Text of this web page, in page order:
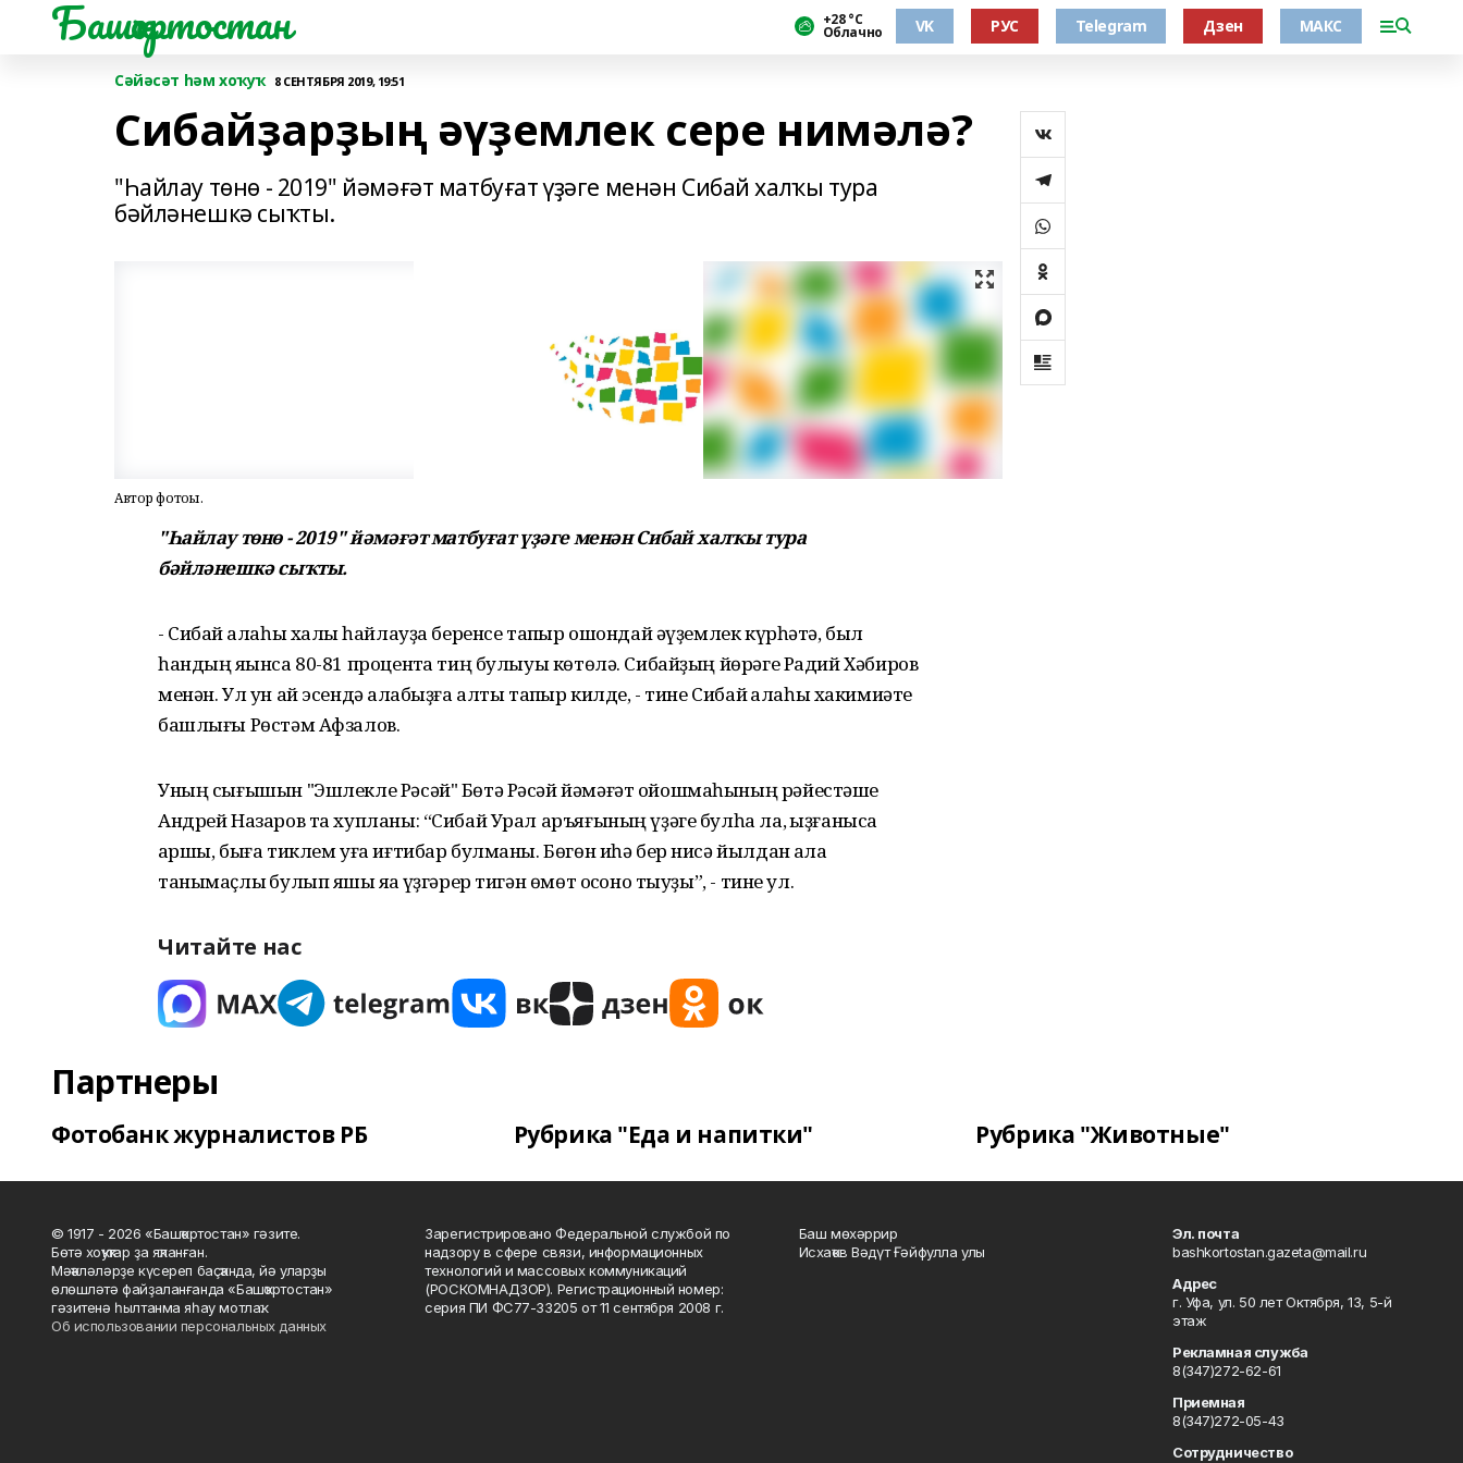
Башҡортостан +28 °С
Облачно VK РУС Telegram Дзен МАКС
Сәйәсәт һәм хоҡуҡ 8 СЕНТЯБРЯ 2019, 19:51
Сибайҙарҙың әүҙемлек сере нимәлә?
"Һайлау төнө - 2019" йәмәғәт матбуғат үҙәге менән Сибай халҡы тура
бәйләнешкә сыҡты.
Автор фотоһы.
"Һайлау төнө - 2019" йәмәғәт матбуғат үҙәге менән Сибай халҡы тура
бәйләнешкә сыҡты.
- Сибай ҡалаһы халҡы һайлауҙа беренсе тапҡыр ошондай әүҙемлек күрһәтә, был
һандың яҡынса 80-81 процентҡа тиң булыуы көтөлә. Сибайҙың йөрәге Радий Хәбиров
менән. Ул ун ай эсендә ҡалабыҙға алты тапҡыр килде, - тине Сибай ҡалаһы хакимиәте
башлығы Рөстәм Афзалов.
Уның сығышын "Эшлекле Рәсәй" Бөтә Рәсәй йәмәғәт ойошмаһының рәйестәше
Андрей Назаров та хупланы: “Сибай Урал аръяғының үҙәге булһа ла, ҡыҙғанысҡа
ҡаршы, быға тиклем уға иғтибар булманы. Бөгөн иһә бер нисә йылдан ҡала
танымаҫлыҡ булып яҡшы яҡҡа үҙгәрер тигән өмөт осҡоно тыуҙы”, - тине ул.
Читайте нас
Партнеры
Фотобанк журналистов РБ Рубрика "Еда и напитки" Рубрика "Животные"
© 1917 - 2026 «Башҡортостан» гәзите.
Бөтә хоҡуҡтар ҙа яҡланған.
Мәҡәләләрҙе күсереп баҫҡанда, йә уларҙы
өлөшләтә файҙаланғанда «Башҡортостан»
гәзитенә һылтанма яһау мотлаҡ.
Об использовании персональных данных
Зарегистрировано Федеральной службой по
надзору в сфере связи, информационных
технологий и массовых коммуникаций
(РОСКОМНАДЗОР). Регистрационный номер:
серия ПИ ФС77-33205 от 11 сентября 2008 г.
Баш мөхәррир
Исхаҡов Вәдүт Ғәйфулла улы
Эл. почта
bashkortostan.gazeta@mail.ru
Адрес
г. Уфа, ул. 50 лет Октября, 13, 5-й
этаж
Рекламная служба
8(347)272-62-61
Приемная
8(347)272-05-43
Сотрудничество